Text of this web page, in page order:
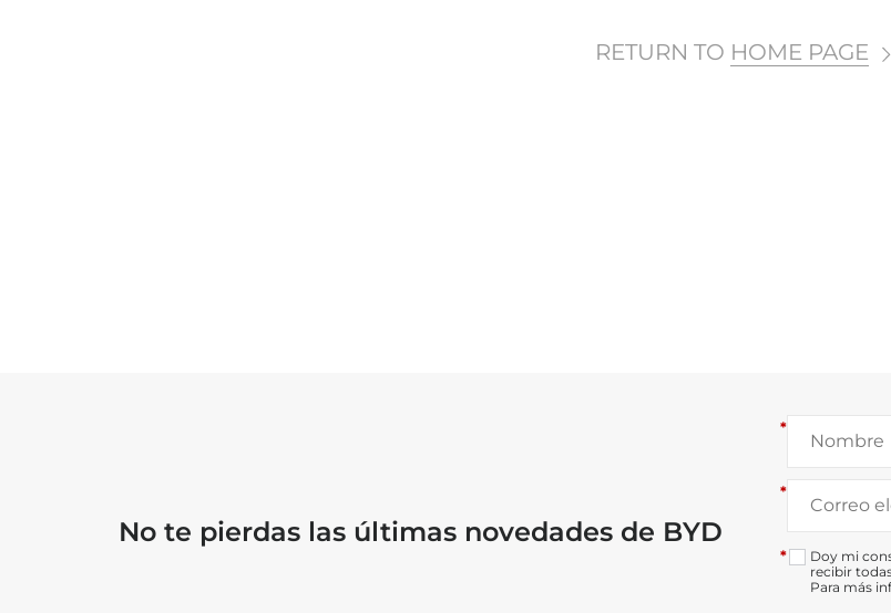
RETURN TO HOME PAGE
No te pierdas las últimas novedades de BYD
*
*
*
Doy mi
recibir
Para más